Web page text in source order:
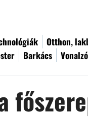
Otthon,
Barkács Vonalzó